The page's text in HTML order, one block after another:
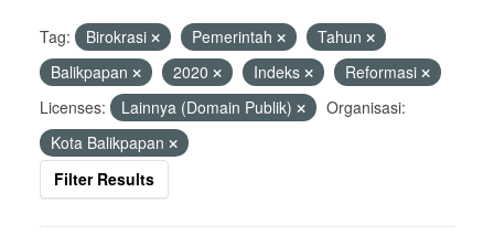
Tag: Birokrasi Pemerintah
Tahun
Balikpapan
2020 Indeks
Reformasi
Licenses:
Lainnya (Domain Publik)
Organisasi:
Kota Balikpapan
Filter Results